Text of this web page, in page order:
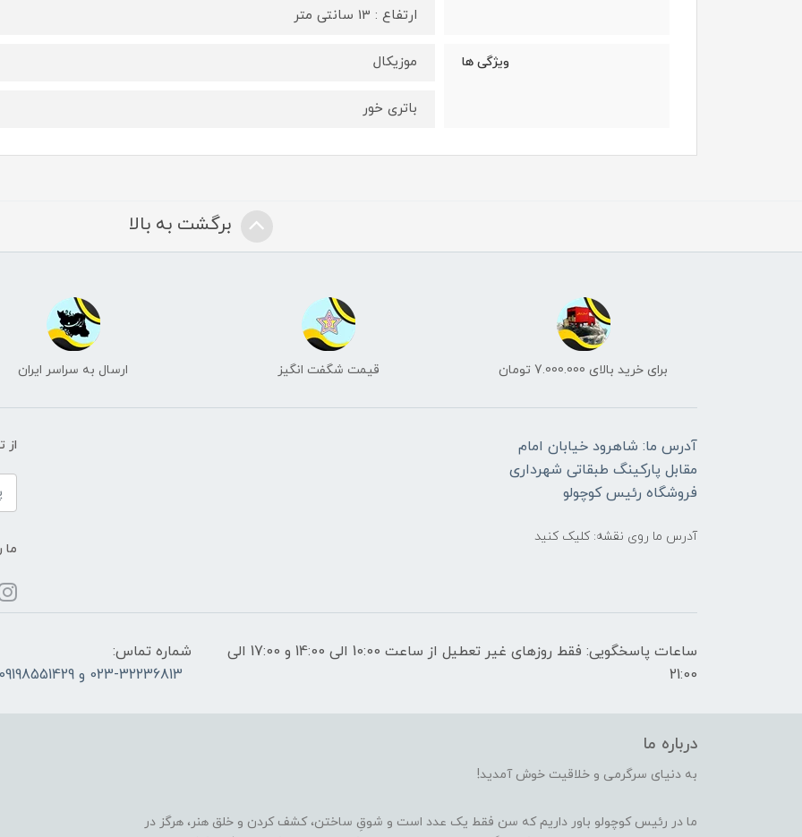
ارتفاع : 13 سانتی متر
ویژگی ها موزیکال
باتری خور
برگشت به بالا
برای خرید بالای 7.000.000 تومان قیمت شگفت انگیز ارسال به سراسر ایران
آدرس ما: شاهرود خیابان امام
مقابل پارکینگ طبقاتی شهرداری
فروشگاه رئیس کوچولو
آدرس ما روی نقشه: کلیک کنید
از
ما
ساعات پاسخگویی: فقط روزهای غیر تعطیل از ساعت 10:00 الی 14:00 و 17:00 الی
21:00
شماره تماس:
023-32236813 و 09198551429
درباره ما
به دنیای سرگرمی و خلاقیت خوش آمدید!
ما در رئیس کوچولو باور داریم که سن فقط یک عدد است و شوقِ ساختن، کشف کردن و خلق هنر، هرگز در